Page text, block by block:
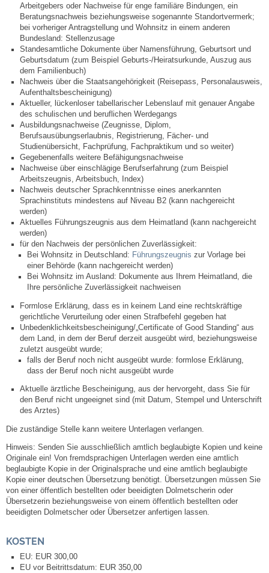
Neuapostolische Kirche
Hallen & Säle
Gemeindehalle
Sporthalle Greuth
Schulturnhalle
Hallen- und Raumreservierung
Soziale Einrichtungen
Gesundheit
Freizeit
Veranstaltungen & Feste
Veranstaltungskalender
Hasenropferfest
Bücherei
Veranstaltungen
Jugend in Löchgau
Skating-/Streetballanlage
Jugendhaus
Vereine
Selbsteintrag
Arbeitgebers oder Nachweise für enge familiäre Bindungen, ein
Beratungsnachweis beziehungsweise sogenannte Standortvermerk;
bei vorheriger Antragstellung und Wohnsitz in einem anderen
Bundesland: Stellenzusage
Standesamtliche Dokumente über Namensführung, Geburtsort und
Geburtsdatum (zum Beispiel Geburts-/Heiratsurkunde, Auszug aus
dem Familienbuch)
Nachweis über die Staatsangehörigkeit (Reisepass, Personalausweis,
Aufenthaltsbescheinigung)
Aktueller, lückenloser tabellarischer Lebenslauf mit genauer Angabe
des schulischen und beruflichen Werdegangs
Ausbildungsnachweise (Zeugnisse, Diplom,
Berufsausübungserlaubnis, Registrierung, Fächer- und
Studienübersicht, Fachprüfung, Fachpraktikum und so weiter)
Gegebenenfalls weitere Befähigungsnachweise
Nachweise über einschlägige Berufserfahrung (zum Beispiel
Arbeitszeugnis, Arbeitsbuch, Index)
Nachweis deutscher Sprachkenntnisse eines anerkannten
Sprachinstituts mindestens auf Niveau B2 (kann nachgereicht
werden)
Aktuelles Führungszeugnis aus dem Heimatland (kann nachgereicht
werden)
für den Nachweis der persönlichen Zuverlässigkeit:
Bei Wohnsitz in Deutschland: Führungszeugnis zur Vorlage bei
einer Behörde (kann nachgereicht werden)
Bei Wohnsitz im Ausland: Dokumente aus Ihrem Heimatland, die
Ihre persönliche Zuverlässigkeit nachweisen
Formlose Erklärung, dass es in keinem Land eine rechtskräftige
gerichtliche Verurteilung oder einen Strafbefehl gegeben hat
Unbedenklichkeitsbescheinigung/„Certificate of Good Standing“ aus
dem Land, in dem der Beruf derzeit ausgeübt wird, beziehungsweise
zuletzt ausgeübt wurde;
falls der Beruf noch nicht ausgeübt wurde: formlose Erklärung,
dass der Beruf noch nicht ausgeübt wurde
Aktuelle ärztliche Bescheinigung, aus der hervorgeht, dass Sie für
den Beruf nicht ungeeignet sind (mit Datum, Stempel und Unterschrift
des Arztes)
Die zuständige Stelle kann weitere Unterlagen verlangen.
Hinweis: Senden Sie ausschließlich amtlich beglaubigte Kopien und keine
Originale ein! Von fremdsprachigen Unterlagen werden eine amtlich
beglaubigte Kopie in der Originalsprache und eine amtlich beglaubigte
Kopie einer deutschen Übersetzung benötigt. Übersetzungen müssen Sie
von einer öffentlich bestellten oder beeidigten Dolmetscherin oder
Übersetzerin beziehungsweise von einem öffentlich bestellten oder
beeidigten Dolmetscher oder Übersetzer anfertigen lassen.
KOSTEN
EU: EUR 300,00
EU vor Beitrittsdatum: EUR 350,00